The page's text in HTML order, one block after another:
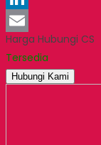
LinkedIn
Email
Harga Hubungi CS
Tersedia
Hubungi Kami